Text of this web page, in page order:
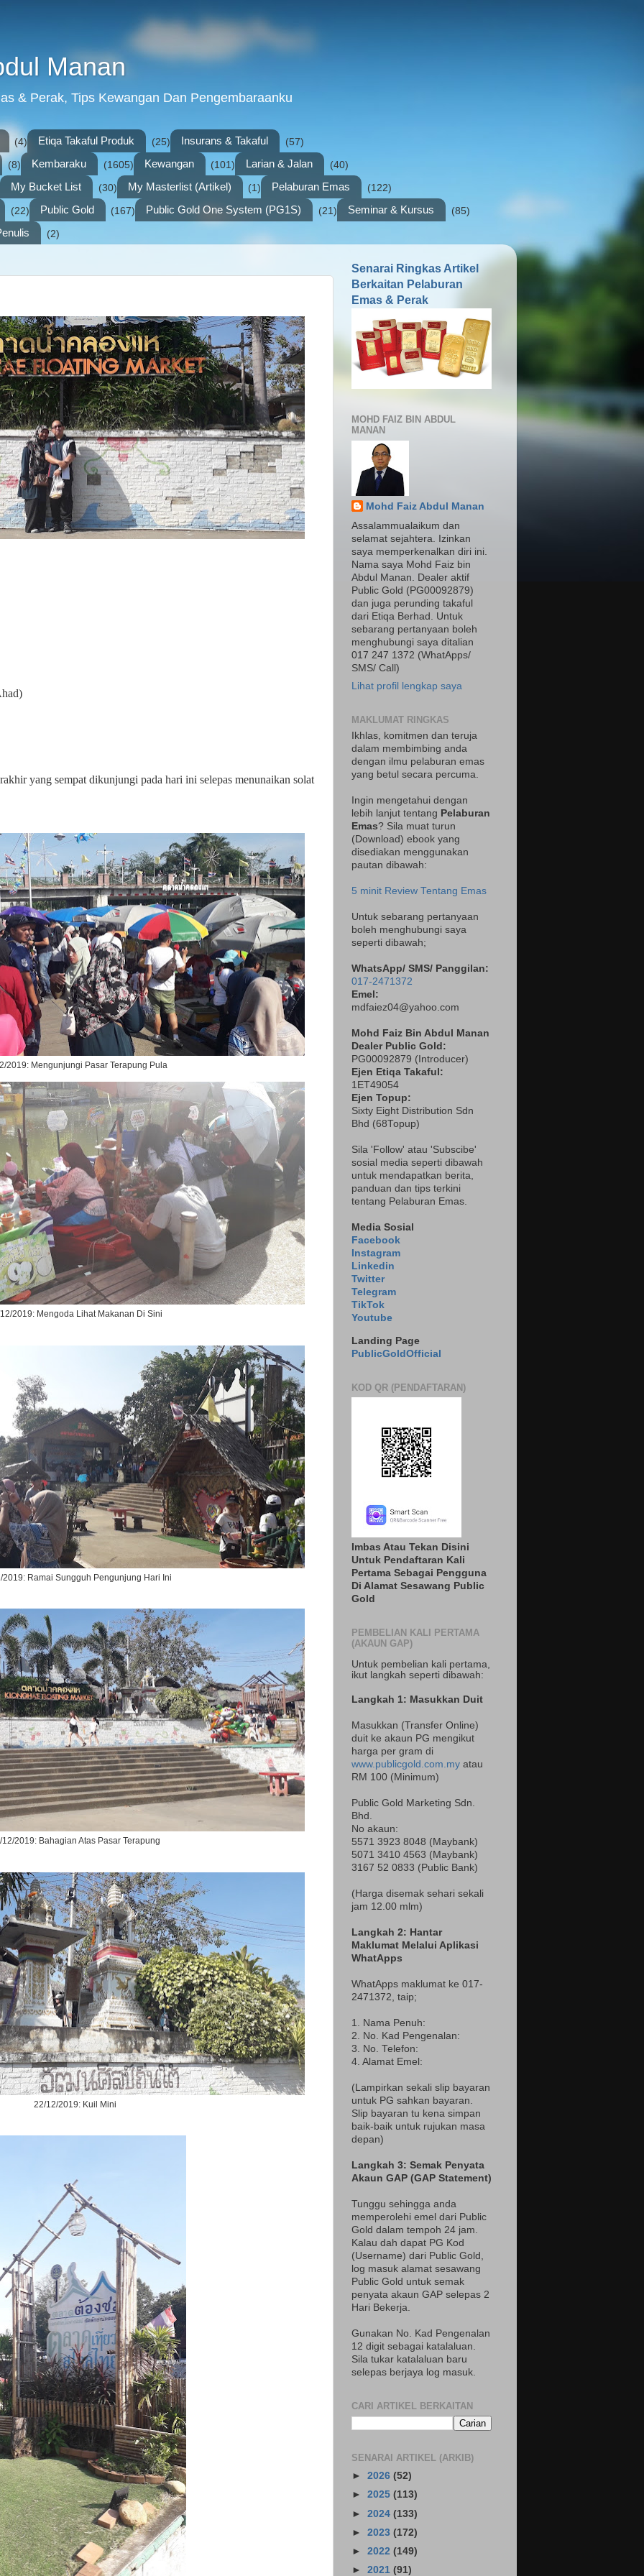
Manan
& Perak, Tips Kewangan Dan Pengembaraanku
(4) Etiqa Takaful Produk (25) Insurans & Takaful (57)
(8) Kembaraku (1605) Kewangan (101) Larian & Jalan (40)
My Bucket List (30) My Masterlist (Artikel) (1) Pelaburan Emas (122)
(22) Public Gold (167) Public Gold One System (PG1S) (21) Seminar & Kursus (85)
(2)
yang sempat dikunjungi pada hari ini selepas menunaikan solat
2019: Mengunjungi Pasar Terapung Pula
2019: Mengoda Lihat Makanan Di Sini
2019: Ramai Sungguh Pengunjung Hari Ini
12/2019: Bahagian Atas Pasar Terapung
22/12/2019: Kuil Mini
Senarai Ringkas Artikel
Berkaitan Pelaburan
Emas & Perak
MOHD FAIZ BIN ABDUL
MANAN
Mohd Faiz Abdul Manan
Assalammualaikum dan
selamat sejahtera. Izinkan
saya memperkenalkan diri ini.
Nama saya Mohd Faiz bin
Abdul Manan. Dealer aktif
Public Gold (PG00092879)
dan juga perunding takaful
dari Etiqa Berhad. Untuk
sebarang pertanyaan boleh
menghubungi saya ditalian
017 247 1372 (WhatApps/
SMS/ Call)
Lihat profil lengkap saya
MAKLUMAT RINGKAS
Ikhlas, komitmen dan teruja
dalam membimbing anda
dengan ilmu pelaburan emas
yang betul secara percuma.
Ingin mengetahui dengan
lebih lanjut tentang Pelaburan
Emas? Sila muat turun
(Download) ebook yang
disediakan menggunakan
pautan dibawah:
5 minit Review Tentang Emas
Untuk sebarang pertanyaan
boleh menghubungi saya
seperti dibawah;
WhatsApp/ SMS/ Panggilan:
017-2471372
Emel:
mdfaiez04@yahoo.com
Mohd Faiz Bin Abdul Manan
Dealer Public Gold:
PG00092879 ( Introducer)
Ejen Etiqa Takaful:
1ET49054
Ejen Topup:
Sixty Eight Distribution Sdn
Bhd (68Topup)
Sila 'Follow' atau 'Subscibe'
sosial media seperti dibawah
untuk mendapatkan berita,
panduan dan tips terkini
tentang Pelaburan Emas.
Media Sosial
Facebook
Instagram
Linkedin
Twitter
Telegram
TikTok
Youtube
Landing Page
PublicGoldOfficial
KOD QR (PENDAFTARAN)
Imbas Atau Tekan Disini
Untuk Pendaftaran Kali
Pertama Sebagai Pengguna
Di Alamat Sesawang Public
Gold
PEMBELIAN KALI PERTAMA
(AKAUN GAP)
Untuk pembelian kali pertama,
ikut langkah seperti dibawah:
Langkah 1: Masukkan Duit
Masukkan (Transfer Online)
duit ke akaun PG mengikut
harga per gram di
www.publicgold.com.my atau
RM 100 (Minimum)
Public Gold Marketing Sdn.
Bhd.
No akaun:
5571 3923 8048 (Maybank)
5071 3410 4563 (Maybank)
3167 52 0833 (Public Bank)
(Harga disemak sehari sekali
jam 12.00 mlm)
Langkah 2: Hantar
Maklumat Melalui Aplikasi
WhatApps
WhatApps maklumat ke 017-
2471372 , taip;
1. Nama Penuh:
2. No. Kad Pengenalan:
3. No. Telefon:
4. Alamat Emel:
(Lampirkan sekali slip bayaran
untuk PG sahkan bayaran.
Slip bayaran tu kena simpan
baik-baik untuk rujukan masa
depan)
Langkah 3: Semak Penyata
Akaun GAP (GAP Statement)
Tunggu sehingga anda
memperolehi emel dari Public
Gold dalam tempoh 24 jam.
Kalau dah dapat PG Kod
(Username) dari Public Gold,
log masuk alamat sesawang
Public Gold untuk semak
penyata akaun GAP selepas 2
Hari Bekerja.
Gunakan No. Kad Pengenalan
12 digit sebagai katalaluan.
Sila tukar katalaluan baru
selepas berjaya log masuk.
CARI ARTIKEL BERKAITAN
SENARAI ARTIKEL (ARKIB)
► 2026 (52)
► 2025 (113)
► 2024 (133)
► 2023 (172)
► 2022 (149)
► 2021 (91)